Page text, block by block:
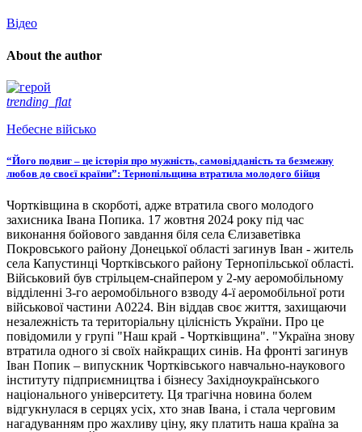
Відео
About the author
trending_flat
Небесне військо
“Його подвиг – це історія про мужність, самовідданість та безмежну
любов до своєї країни”: Тернопільщина втратила молодого бійця
Чортківщина в скорботі, адже втратила свого молодого
захисника Івана Попика. 17 жовтня 2024 року під час
виконання бойового завдання біля села Єлизаветівка
Покровського району Донецької області загинув Іван - житель
села Капустинці Чортківського району Тернопільської області.
Військовий був стрільцем-снайпером у 2-му аеромобільному
відділенні 3-го аеромобільного взводу 4-ї аеромобільної роти
військової частини А0224. Він віддав своє життя, захищаючи
незалежність та територіальну цілісність України. Про це
повідомили у групі "Наш край - Чортківщина". "Україна знову
втратила одного зі своїх найкращих синів. На фронті загинув
Іван Попик – випускник Чортківського навчально-наукового
інституту підприємництва і бізнесу Західноукраїнського
національного університету. Ця трагічна новина болем
відгукнулася в серцях усіх, хто знав Івана, і стала черговим
нагадуванням про жахливу ціну, яку платить наша країна за